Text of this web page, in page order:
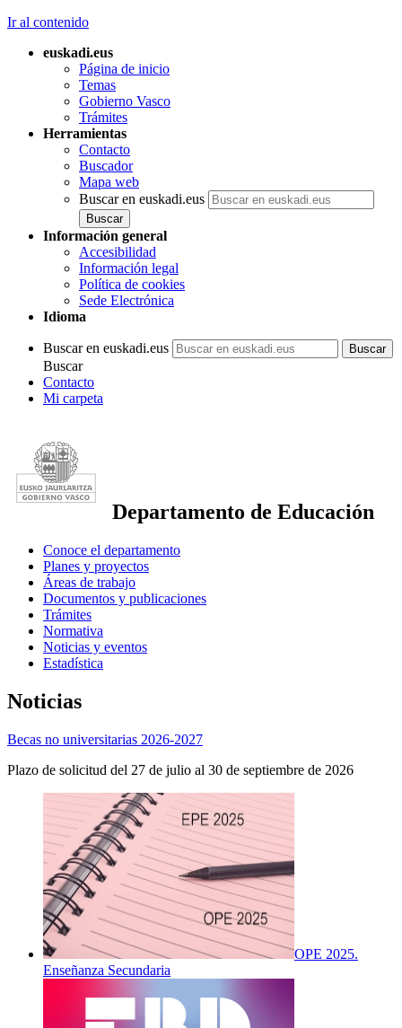
Ir al contenido
euskadi.eus
Página de inicio
Temas
Gobierno Vasco
Trámites
Herramientas
Contacto
Buscador
Mapa web
Buscar en euskadi.eus
Información general
Accesibilidad
Información legal
Política de cookies
Sede Electrónica
Idioma
Buscar en euskadi.eus
Buscar
Contacto
Mi carpeta
Departamento de Educación
Conoce el departamento
Planes y proyectos
Áreas de trabajo
Documentos y publicaciones
Trámites
Normativa
Noticias y eventos
Estadística
Noticias
Becas no universitarias 2026-2027
Plazo de solicitud del 27 de julio al 30 de septiembre de 2026
OPE 2025.
Enseñanza Secundaria